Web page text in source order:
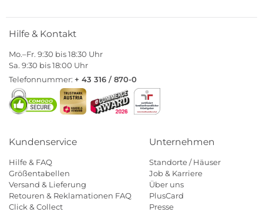
Hilfe & Kontakt
Mo.–Fr. 9:30 bis 18:30 Uhr
Sa. 9:30 bis 18:00 Uhr
Telefonnummer: + 43 316 / 870-0
Kundenservice
Hilfe & FAQ
Größentabellen
Versand & Lieferung
Retouren & Reklamationen FAQ
Click & Collect
Unternehmen
Standorte / Häuser
Job & Karriere
Über uns
PlusCard
Presse